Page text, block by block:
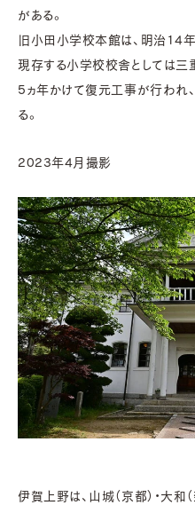
がある。
旧小田小学校本館は、明治14年
現存する小学校校舎としては三
5ヵ年かけて復元工事が行われ
る。
2023年4月撮影
伊賀上野は、山城（京都）・大和